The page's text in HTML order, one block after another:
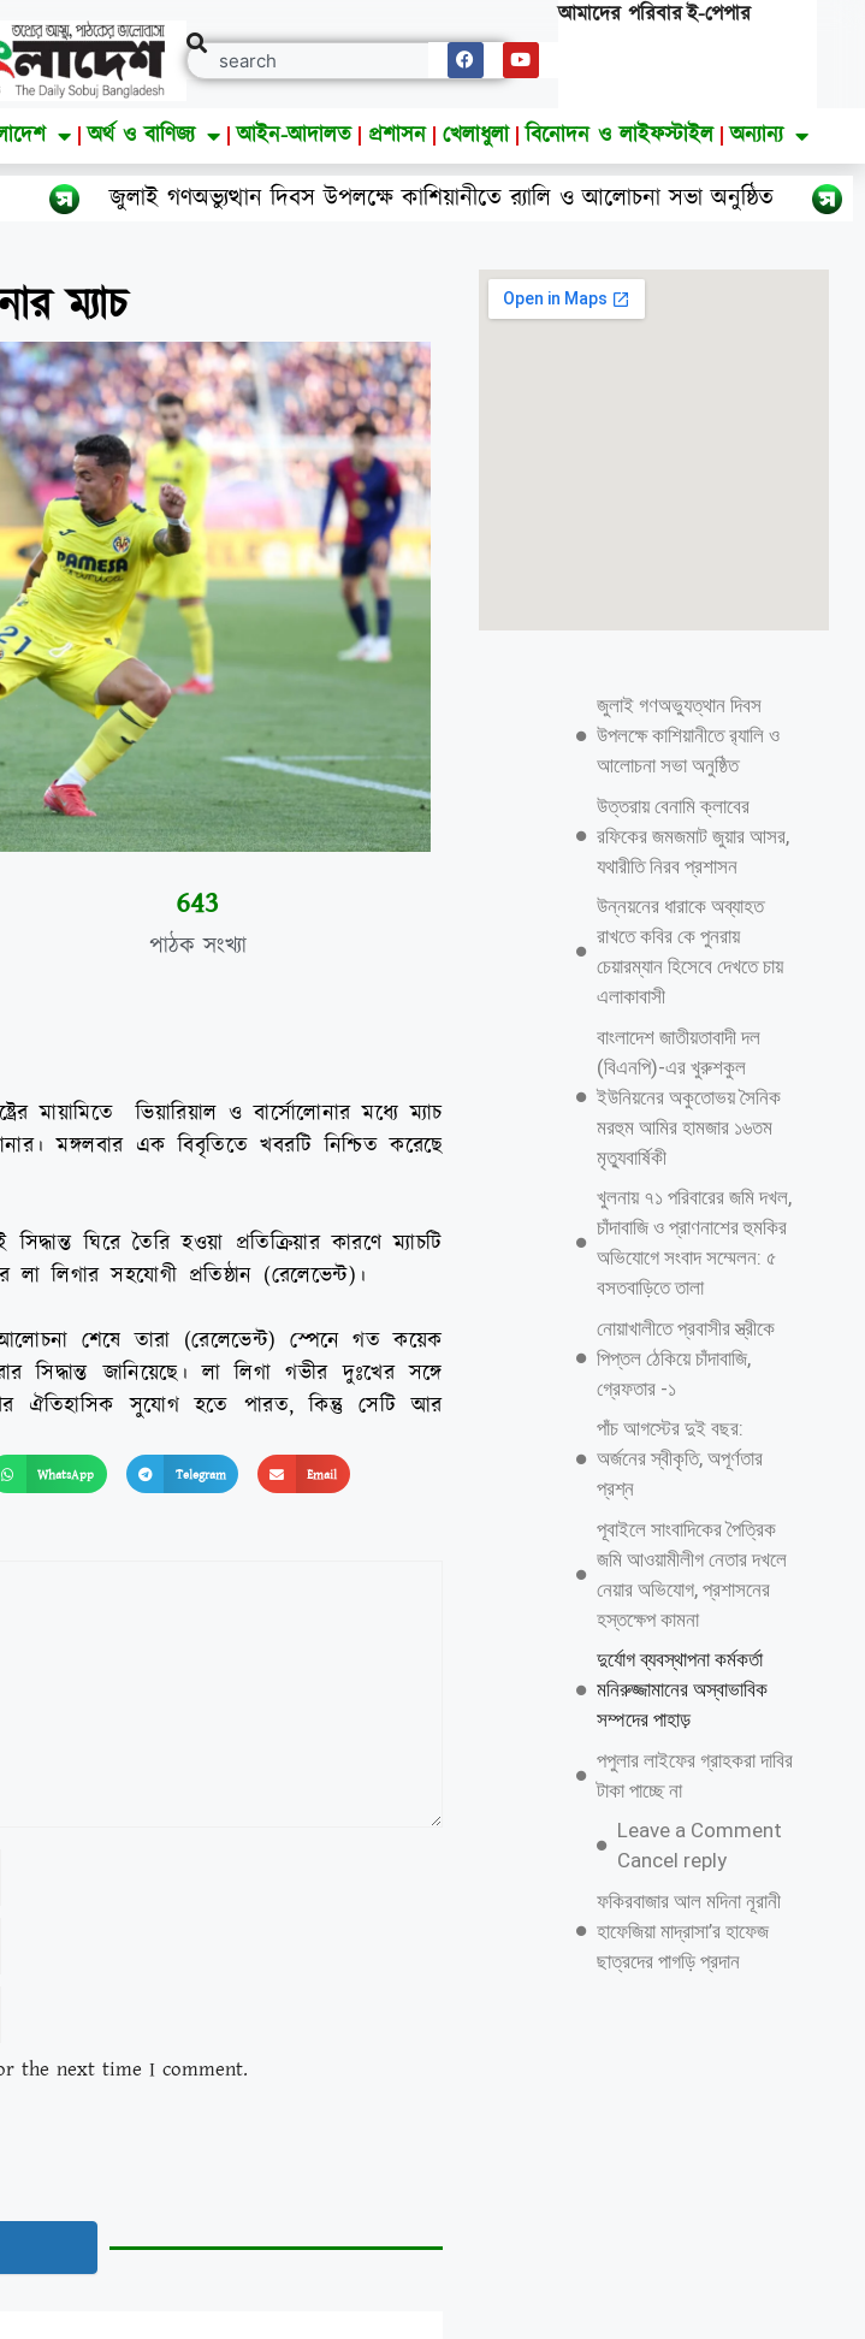
আমাদের পরিবারই-পেপার
অর্থ ও বাণিজ্য আইন-আদালত প্রশাসন খেলাধুলা বিনোদন ও লাইফস্টাইল অন্যান্য
জুলাই গণঅভ্যুত্থান দিবস উপলক্ষে কাশিয়ানীতে র‍্যালি ও আলোচনা সভা অনুষ্ঠিত
ম্যাচ
পাঠক সংখ্যা
645
মায়ামিতে ভিয়ারিয়াল ও বার্সোলোনার মধ্যে ম্যাচ
মঙ্গলবার এক বিবৃতিতে খবরটি নিশ্চিত করেছে
ঘিরে তৈরি হওয়া প্রতিক্রিয়ার কারণে ম্যাচটি
লিগার সহযোগী প্রতিষ্ঠান (রেলেভেন্ট)।
শেষে তারা (রেলেভেন্ট) স্পেনে গত কয়েক
সিদ্ধান্ত জানিয়েছে। লা লিগা গভীর দুঃখের সঙ্গে
ঐতিহাসিক সুযোগ হতে পারত, কিন্তু সেটি আর
WhatsApp Telegram Email
the next time I comment.
জুলাই গণঅভ্যুত্থান দিবস
উপলক্ষে কাশিয়ানীতে র‍্যালি ও
আলোচনা সভা অনুষ্ঠিত
উত্তরায় বেনামি ক্লাবের
রফিকের জমজমাট জুয়ার আসর,
যথারীতি নিরব প্রশাসন
উন্নয়নের ধারাকে অব্যাহত
রাখতে কবির কে পুনরায়
চেয়ারম্যান হিসেবে দেখতে চায়
এলাকাবাসী
বাংলাদেশ জাতীয়তাবাদী দল
(বিএনপি)-এর খুরুশকুল
ইউনিয়নের অকুতোভয় সৈনিক
মরহুম আমির হামজার ১৬তম
মৃত্যুবার্ষিকী
খুলনায় ৭১ পরিবারের জমি দখল,
চাঁদাবাজি ও প্রাণনাশের হুমকির
অভিযোগে সংবাদ সম্মেলন: ৫
বসতবাড়িতে তালা
নোয়াখালীতে প্রবাসীর স্ত্রীকে
পিপ্তল ঠেকিয়ে চাঁদাবাজি,
গ্রেফতার -১
পাঁচ আগস্টের দুই বছর:
অর্জনের স্বীকৃতি, অপূর্ণতার
প্রশ্ন
পূবাইলে সাংবাদিকের পৈত্রিক
জমি আওয়ামীলীগ নেতার দখলে
নেয়ার অভিযোগ, প্রশাসনের
হস্তক্ষেপ কামনা
দুর্যোগ ব্যবস্থাপনা কর্মকর্তা
মনিরুজ্জামানের অস্বাভাবিক
সম্পদের পাহাড়
পপুলার লাইফের গ্রাহকরা দাবির
টাকা পাচ্ছে না
Leave a Comment
Cancel reply
ফকিরবাজার আল মদিনা নূরানী
হাফেজিয়া মাদ্রাসা’র হাফেজ
ছাত্রদের পাগড়ি প্রদান